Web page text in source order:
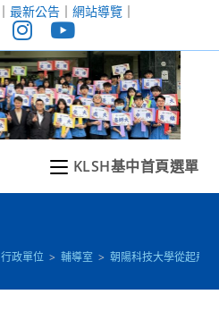
｜ 最新公告｜ 網站導覽｜
KLSH基中首頁選單
行政單位 > 輔導室 > 朝陽科技大學從起飛